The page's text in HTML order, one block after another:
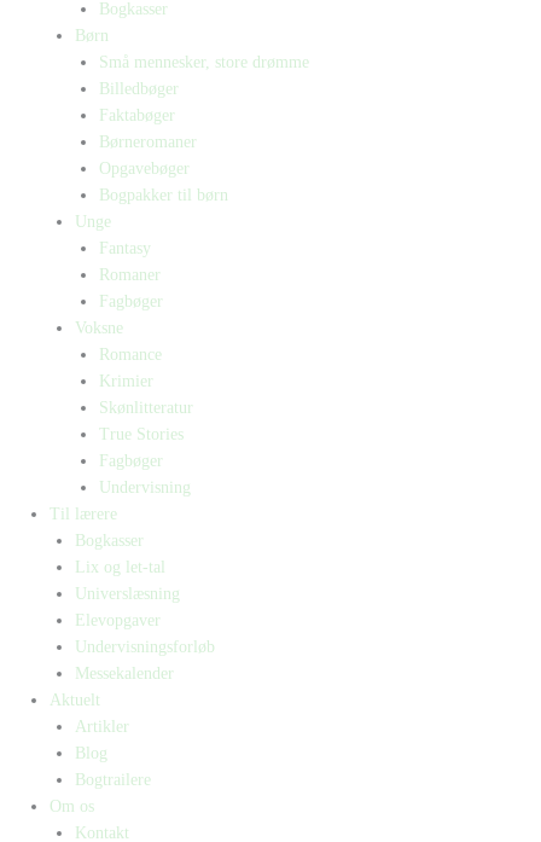
Bogkasser
Børn
Små mennesker, store drømme
Billedbøger
Faktabøger
Børneromaner
Opgavebøger
Bogpakker til børn
Unge
Fantasy
Romaner
Fagbøger
Voksne
Romance
Krimier
Skønlitteratur
True Stories
Fagbøger
Undervisning
Til lærere
Bogkasser
Lix og let-tal
Universlæsning
Elevopgaver
Undervisningsforløb
Messekalender
Aktuelt
Artikler
Blog
Bogtrailere
Om os
Kontakt